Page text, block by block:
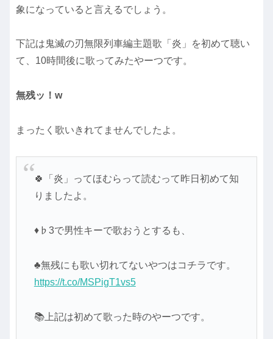
象になっていると言えるでしょう。
下記は鬼滅の刃無限列車編主題歌「炎」を初めて聴い
て、10時間後に歌ってみたやーつです。
無残ッ！w
まったく歌いきれてませんでしたよ。
🍀「炎」ってほむらって読むって昨日初めて知
りましたよ。
♦♭3で男性キーで歌おうとするも、
♣無残にも歌い切れてないやつはコチラです。
https://t.co/MSPigT1vs5
📚上記は初めて歌った時のやーつです。